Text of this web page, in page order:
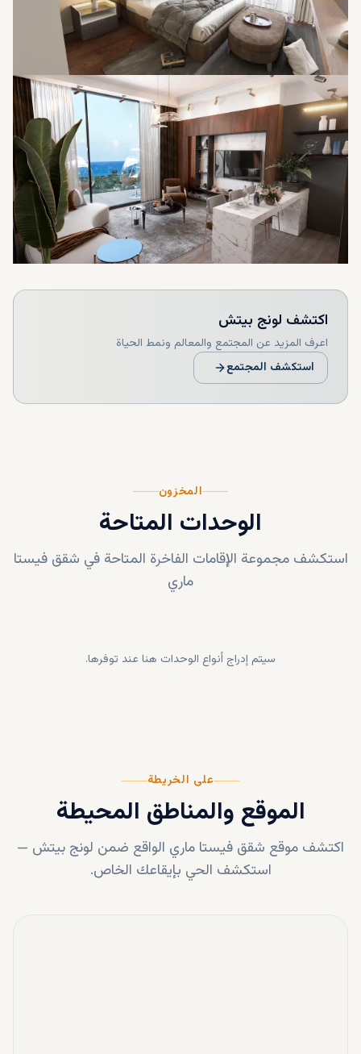
اكتشف لونج بيتش
اعرف المزيد عن المجتمع والمعالم ونمط الحياة
استكشف المجتمع
المخزون
الوحدات المتاحة
استكشف مجموعة الإقامات الفاخرة المتاحة في شقق فيستا
ماري
سيتم إدراج أنواع الوحدات هنا عند توفرها.
على الخريطة
الموقع والمناطق المحيطة
اكتشف موقع شقق فيستا ماري الواقع ضمن لونج بيتش —
استكشف الحي بإيقاعك الخاص.